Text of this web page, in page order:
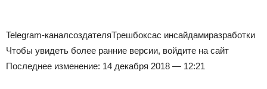
Telegram-каналсоздателяТрешбоксас инсайдамиразработки
Чтобы увидеть более ранние версии, войдите на сайт
Последнее изменение: 14 декабря 2018 — 12:21